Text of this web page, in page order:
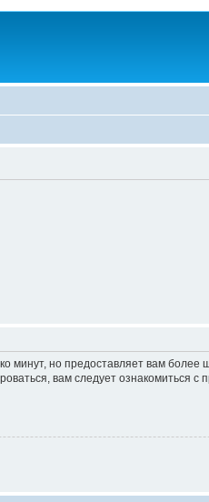
минут, но предоставляет вам
вам следует